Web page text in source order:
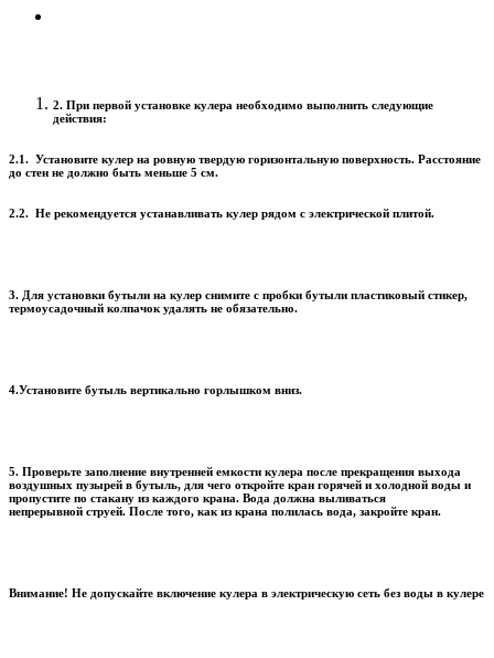
2. При первой установке кулера необходимо выполнить следующие
действия:
2.1. Установите кулер на ровную твердую горизонтальную поверхность. Расстояние
до стен не должно быть меньше 5 см.
2.2. Не рекомендуется устанавливать кулер рядом с электрической плитой.
3. Для установки бутыли на кулер снимите с пробки бутыли пластиковый стикер,
термоусадочный колпачок удалять не обязательно.
4.Установите бутыль вертикально горлышком вниз.
5. Проверьте заполнение внутренней емкости кулера после прекращения выхода
воздушных пузырей в бутыль, для чего откройте кран горячей и холодной воды и
пропустите по стакану из каждого крана. Вода должна выливаться
непрерывной струей. После того, как из крана полилась вода, закройте кран.
Внимание! Не допускайте включение кулера в электрическую сеть без воды в кулере